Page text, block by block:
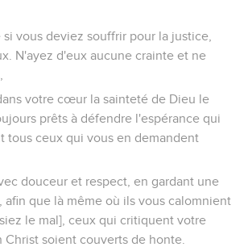
si vous deviez souffrir pour la justice,
N'ayez d'eux aucune crainte et ne
votre cœur la sainteté de Dieu le
prêts à défendre l'espérance qui
tous ceux qui vous en demandent
douceur et respect, en gardant une
afin que là même où ils vous calomnient
le mal], ceux qui critiquent votre
soient couverts de honte.